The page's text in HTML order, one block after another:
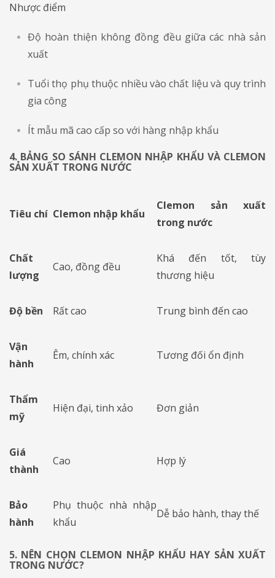
Nhược điểm
Độ hoàn thiện không đồng đều giữa các nhà sản
xuất
Tuổi thọ phụ thuộc nhiều vào chất liệu và quy trình
gia công
Ít mẫu mã cao cấp so với hàng nhập khẩu
4. BẢNG SO SÁNH CLEMON NHẬP KHẨU VÀ CLEMON
SẢN XUẤT TRONG NƯỚC
Tiêu chí Clemon nhập khẩu
Clemon sản xuất
trong nước
Chất
lượng
Cao, đồng đều
Khá đến tốt, tùy
thương hiệu
Độ bền Rất cao Trung bình đến cao
Vận
hành
Êm, chính xác Tương đối ổn định
Thẩm
mỹ
Hiện đại, tinh xảo Đơn giản
Giá
thành
Cao Hợp lý
Bảo
hành
Phụ thuộc nhà nhập
khẩu
Dễ bảo hành, thay thế
5. NÊN CHỌN CLEMON NHẬP KHẨU HAY SẢN XUẤT
TRONG NƯỚC?